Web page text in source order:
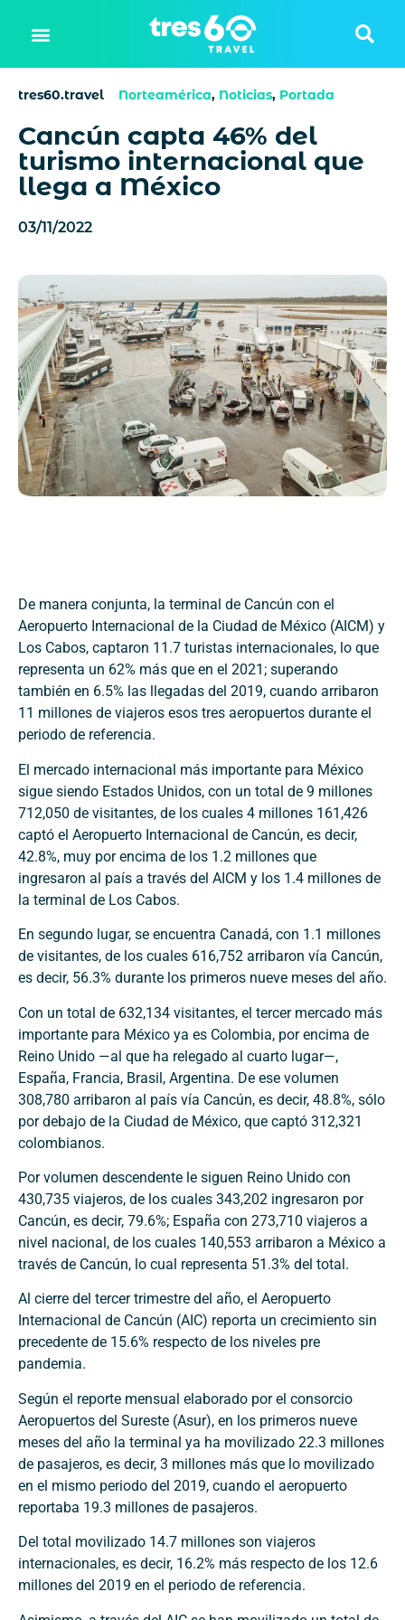
tres60.travel Norteamérica, Noticias, Portada
Cancún capta 46% del
turismo internacional que
llega a México
03/11/2022
De manera conjunta, la terminal de Cancún con el
Aeropuerto Internacional de la Ciudad de México (AICM) y
Los Cabos, captaron 11.7 turistas internacionales, lo que
representa un 62% más que en el 2021; superando
también en 6.5% las llegadas del 2019, cuando arribaron
11 millones de viajeros esos tres aeropuertos durante el
periodo de referencia.
El mercado internacional más importante para México
sigue siendo Estados Unidos, con un total de 9 millones
712,050 de visitantes, de los cuales 4 millones 161,426
captó el Aeropuerto Internacional de Cancún, es decir,
42.8%, muy por encima de los 1.2 millones que
ingresaron al país a través del AICM y los 1.4 millones de
la terminal de Los Cabos.
En segundo lugar, se encuentra Canadá, con 1.1 millones
de visitantes, de los cuales 616,752 arribaron vía Cancún,
es decir, 56.3% durante los primeros nueve meses del año.
Con un total de 632,134 visitantes, el tercer mercado más
importante para México ya es Colombia, por encima de
Reino Unido —al que ha relegado al cuarto lugar—,
España, Francia, Brasil, Argentina. De ese volumen
308,780 arribaron al país vía Cancún, es decir, 48.8%, sólo
por debajo de la Ciudad de México, que captó 312,321
colombianos.
Por volumen descendente le siguen Reino Unido con
430,735 viajeros, de los cuales 343,202 ingresaron por
Cancún, es decir, 79.6%; España con 273,710 viajeros a
nivel nacional, de los cuales 140,553 arribaron a México a
través de Cancún, lo cual representa 51.3% del total.
Al cierre del tercer trimestre del año, el Aeropuerto
Internacional de Cancún (AIC) reporta un crecimiento sin
precedente de 15.6% respecto de los niveles pre
pandemia.
Según el reporte mensual elaborado por el consorcio
Aeropuertos del Sureste (Asur), en los primeros nueve
meses del año la terminal ya ha movilizado 22.3 millones
de pasajeros, es decir, 3 millones más que lo movilizado
en el mismo periodo del 2019, cuando el aeropuerto
reportaba 19.3 millones de pasajeros.
Del total movilizado 14.7 millones son viajeros
internacionales, es decir, 16.2% más respecto de los 12.6
millones del 2019 en el periodo de referencia.